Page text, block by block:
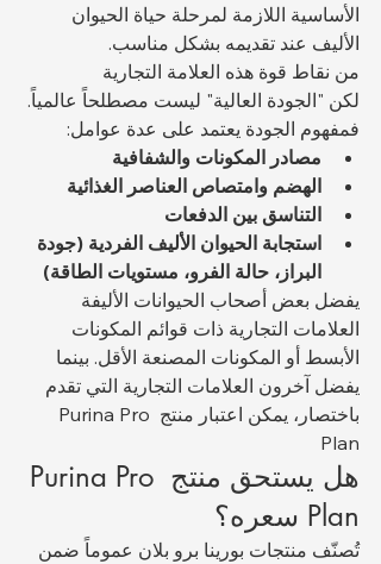
الأساسية اللازمة لمرحلة حياة الحيوان
الأليف عند تقديمه بشكل مناسب.
من نقاط قوة هذه العلامة التجارية
لكن "الجودة العالية" ليست مصطلحاً عالمياً.
فمفهوم الجودة يعتمد على عدة عوامل:
مصادر المكونات والشفافية
الهضم وامتصاص العناصر الغذائية
التناسق بين الدفعات
استجابة الحيوان الأليف الفردية (جودة
البراز، حالة الفرو، مستويات الطاقة)
يفضل بعض أصحاب الحيوانات الأليفة
العلامات التجارية ذات قوائم المكونات
الأبسط أو المكونات المصنعة الأقل. بينما
يفضل آخرون العلامات التجارية التي تقدم
باختصار، يمكن اعتبار منتج Purina Pro
Plan
هل يستحق منتج Purina Pro
Plan سعره؟
تُصنّف منتجات بورينا برو بلان عموماً ضمن